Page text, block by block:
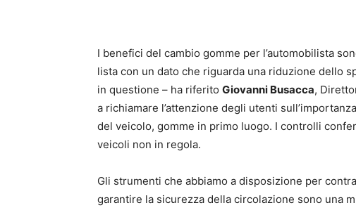
I benefici del cambio gomme per l’automobilista
lista con un dato che riguarda una riduzione dello
in questione – ha riferito Giovanni Busacca,
a richiamare l’attenzione degli utenti
del veicolo, gomme in primo luogo. I controlli
veicoli non in regola.
Gli strumenti che abbiamo a disposizione per
garantire la sicurezza della circolazione sono una